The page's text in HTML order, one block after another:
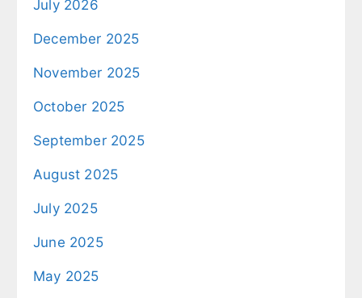
July 2026
December 2025
November 2025
October 2025
September 2025
August 2025
July 2025
June 2025
May 2025